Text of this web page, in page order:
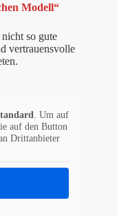
Modell“
so gute
vertrauensvolle
. Um auf
auf den Button
Drittanbieter